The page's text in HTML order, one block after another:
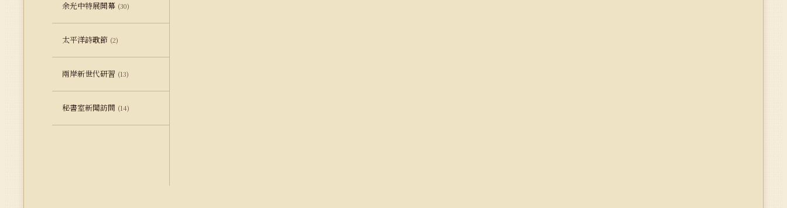
余光中特展開幕 (30)
太平洋詩歌節 (2)
兩岸新世代研習 (13)
秘書室新聞訪問 (14)